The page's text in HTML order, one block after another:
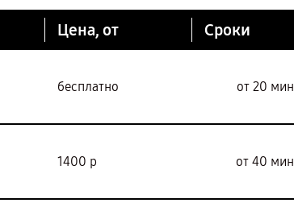
Цена, от Сроки
бесплатно от 20 мин
1400 р от 40 мин